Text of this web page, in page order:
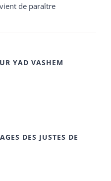
de paraître
YAD VASHEM
DES JUSTES DE